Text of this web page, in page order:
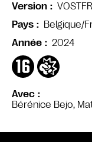
Avec
Bérénice Bejo,
Version
VOSTFR
Pays
Belgique/
Année
2024